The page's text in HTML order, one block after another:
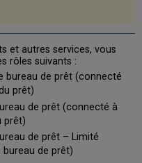
et autres services, vous
rôles suivants :
bureau de prêt (connecté
prêt)
de prêt (connecté à
prêt)
de prêt – Limité
de prêt)